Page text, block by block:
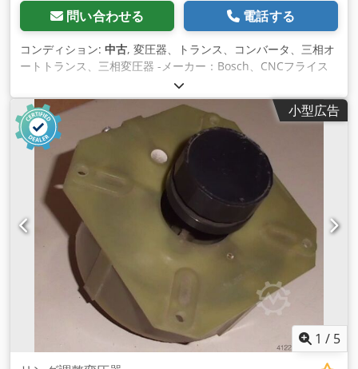
問い合わせる 電話する
コンディション: 中古, 変圧器、トランス、コンバータ、三相オ
ートトランス、三相変圧器 -メーカー：Bosch、CNCフライス
盤Mikron WF 51C/155の三相変圧器 -タイプ: 100-911637 -出
力：4.5 kVA Csdpfxjkyy Uqo Ahyerf -一次: 3x380 V -二次:
3x95/165 V -寸法： 335/135/H350 mm -重量：41 kg 小型広告
1 / 5